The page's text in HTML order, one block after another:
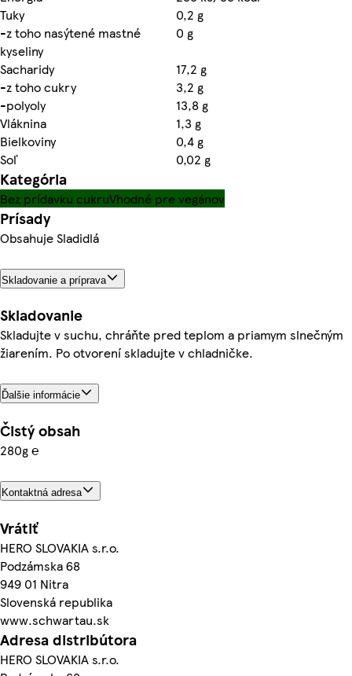
Tuky
0,2 g
-z toho nasýtené mastné
kyseliny
0 g
Sacharidy
17,2 g
-z toho cukry
3,2 g
-polyoly
13,8 g
Vláknina
1,3 g
Bielkoviny
0,4 g
Soľ
0,02 g
Kategória
Bez prídavku cukruVhodné pre vegánov
Prísady
Obsahuje Sladidlá
Skladovanie a príprava
Skladovanie
Skladujte v suchu, chráňte pred teplom a priamym slnečným
žiarením. Po otvorení skladujte v chladničke.
Ďalšie informácie
Čistý obsah
280g ℮
Kontaktná adresa
Vrátiť
HERO SLOVAKIA s.r.o.
Podzámska 68
949 01 Nitra
Slovenská republika
www.schwartau.sk
Adresa distribútora
HERO SLOVAKIA s.r.o.